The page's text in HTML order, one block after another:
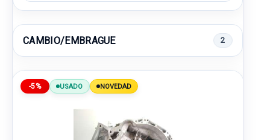
CAMBIO/EMBRAGUE 2
-5% USADO NOVEDAD